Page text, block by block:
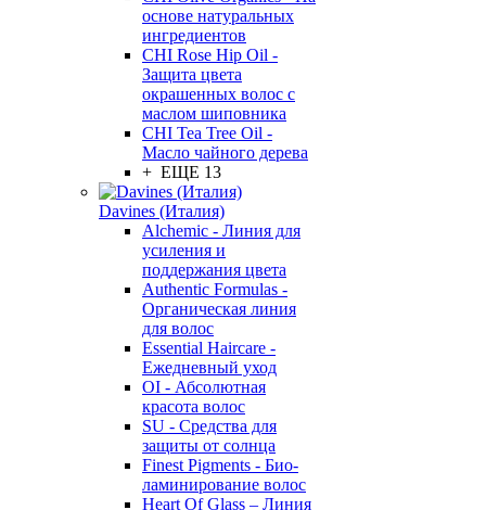
основе натуральных
ингредиентов
CHI Rose Hip Oil -
Защита цвета
окрашенных волос с
маслом шиповника
CHI Tea Tree Oil -
Масло чайного дерева
+ ЕЩЕ 13
Davines (Италия)
Alchemic - Линия для
усиления и
поддержания цвета
Authentic Formulas -
Органическая линия
для волос
Essential Haircare -
Eжедневный уход
OI - Абсолютная
красота волос
SU - Средства для
защиты от солнца
Finest Pigments - Био-
ламинирование волос
Heart Of Glass – Линия